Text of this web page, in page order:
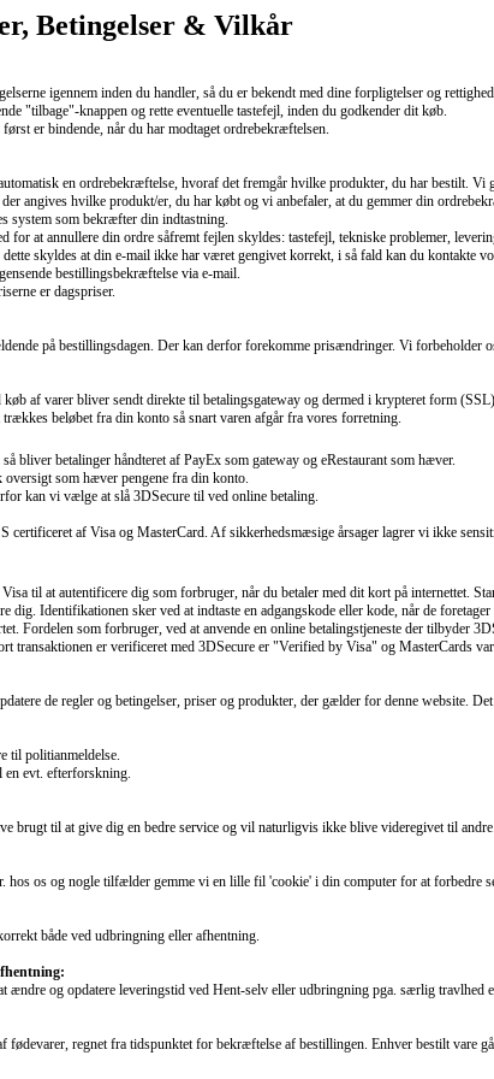
Betingelser & Vilkår
igennem inden du handler, så du er bekendt med dine forpligtelser og
"tilbage"-knappen og rette eventuelle tastefejl, inden du godkender dit køb.
er bindende, når du har modtaget ordrebekræftelsen.
en ordrebekræftelse, hvoraf det fremgår hvilke produkter, du har bestilt.
angives hvilke produkt/er, du har købt og vi anbefaler, at du gemmer din
system som bekræfter din indtastning.
for at annullere din ordre såfremt fejlen skyldes: tastefejl, tekniske problemer,
skyldes at din e-mail ikke har været gengivet korrekt, i så fald kan du kontakte
bestillingsbekræftelse via e-mail.
er dagspriser.
på bestillingsdagen. Der kan derfor forekomme prisændringer. Vi forbeholder
af varer bliver sendt direkte til betalingsgateway og dermed i krypteret form
beløbet fra din konto så snart varen afgår fra vores forretning.
bliver betalinger håndteret af PayEx som gateway og eRestaurant som hæver.
som hæver pengene fra din konto.
kan vi vælge at slå 3DSecure til ved online betaling.
certificeret af Visa og MasterCard. Af sikkerhedsmæsige årsager lagrer vi ikke
til at autentificere dig som forbruger, når du betaler med dit kort på internettet.
dig. Identifikationen sker ved at indtaste en adgangskode eller kode, når de
Fordelen som forbruger, ved at anvende en online betalingstjeneste der tilbyder
transaktionen er verificeret med 3DSecure er "Verified by Visa" og MasterCards
de regler og betingelser, priser og produkter, der gælder for denne website.
til politianmeldelse.
evt. efterforskning.
brugt til at give dig en bedre service og vil naturligvis ikke blive videregivet til andre.
hos os og nogle tilfælder gemme vi en lille fil 'cookie' i din computer for at forbedre
både ved udbringning eller afhentning.
ændre og opdatere leveringstid ved Hent-selv eller udbringning pga. særlig travlhed
fødevarer, regnet fra tidspunktet for bekræftelse af bestillingen. Enhver bestilt vare